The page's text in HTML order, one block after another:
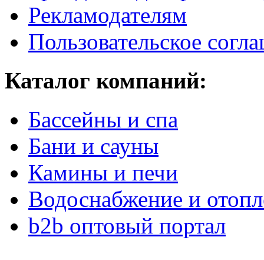
Рекламодателям
Пользовательское
Каталог компаний:
Бассейны и спа
Бани и сауны
Камины и печи
Водоснабжение и
b2b оптовый портал